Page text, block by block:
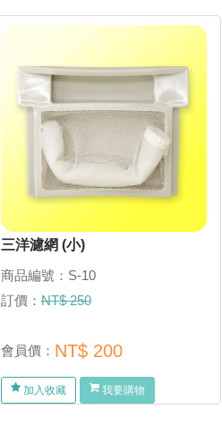
三洋濾網 (小)
商品編號：S-10
訂價：NT$ 250
會員價： NT$ 200
加入收藏 我要購物